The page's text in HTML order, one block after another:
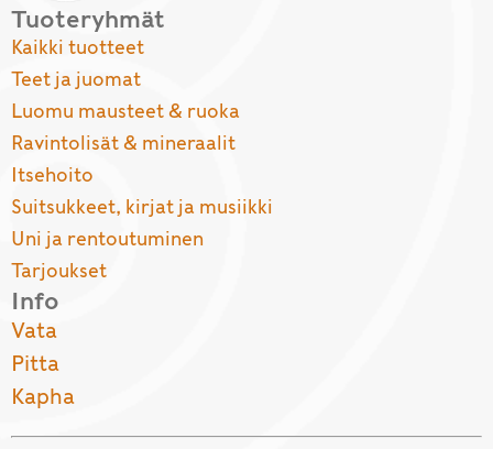
Tuoteryhmät
Kaikki tuotteet
Teet ja juomat
Luomu mausteet & ruoka
Ravintolisät & mineraalit
Itsehoito
Suitsukkeet, kirjat ja musiikki
Uni ja rentoutuminen
Tarjoukset
Info
Vata
Pitta
Kapha